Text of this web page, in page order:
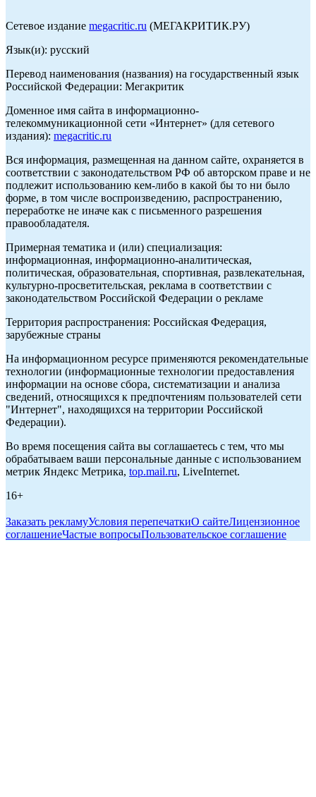
Сетевое издание megacritic.ru (МЕГАКРИТИК.РУ)
Язык(и): русский
Перевод наименования (названия) на государственный язык
Российской Федерации: Мегакритик
Доменное имя сайта в информационно-
телекоммуникационной сети «Интернет» (для сетевого
издания): megacritic.ru
Вся информация, размещенная на данном сайте, охраняется в
соответствии с законодательством РФ об авторском праве и не
подлежит использованию кем-либо в какой бы то ни было
форме, в том числе воспроизведению, распространению,
переработке не иначе как с письменного разрешения
правообладателя.
Примерная тематика и (или) специализация:
информационная, информационно-аналитическая,
политическая, образовательная, спортивная, развлекательная,
культурно-просветительская, реклама в соответствии с
законодательством Российской Федерации о рекламе
Территория распространения: Российская Федерация,
зарубежные страны
На информационном ресурсе применяются рекомендательные
технологии (информационные технологии предоставления
информации на основе сбора, систематизации и анализа
сведений, относящихся к предпочтениям пользователей сети
"Интернет", находящихся на территории Российской
Федерации).
Во время посещения сайта вы соглашаетесь с тем, что мы
обрабатываем ваши персональные данные с использованием
метрик Яндекс Метрика, top.mail.ru, LiveInternet.
16+
Заказать рекламуУсловия перепечаткиО сайтеЛицензионное
соглашениеЧастые вопросыПользовательское соглашение